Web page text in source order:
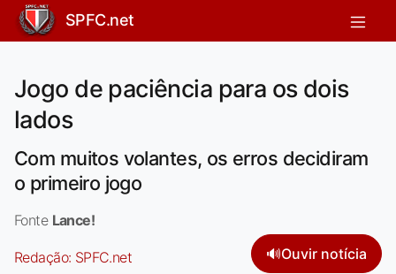
SPFC.net
Jogo de paciência para os dois
lados
Com muitos volantes, os erros decidiram
o primeiro jogo
Fonte Lance!
Redação: SPFC.net 🔊Ouvir notícia